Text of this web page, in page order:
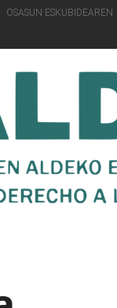
OSASUN ESKUBIDEAREN